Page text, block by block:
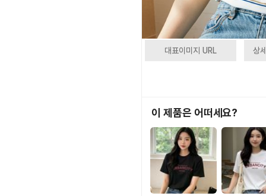
대표이미지 URL 상
이 제품은 어떠세요?